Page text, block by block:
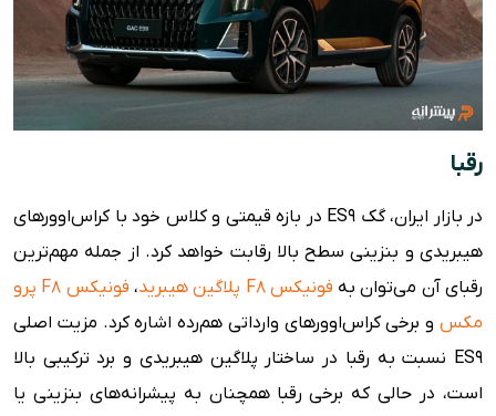
رقبا
در بازار ایران، گک ES9 در بازه قیمتی و کلاس خود با کراس‌اوورهای
هیبریدی و بنزینی سطح بالا رقابت خواهد کرد. از جمله مهم‌ترین
رقبای آن می‌توان به فونیکس F8 پلاگین هیبرید ،
فونیکس F8 پرو
مکس و برخی کراس‌اوورهای وارداتی هم‌رده اشاره کرد. مزیت اصلی
ES9 نسبت به رقبا در ساختار پلاگین هیبریدی و برد ترکیبی بالا
است، در حالی که برخی رقبا همچنان به پیشرانه‌های بنزینی یا